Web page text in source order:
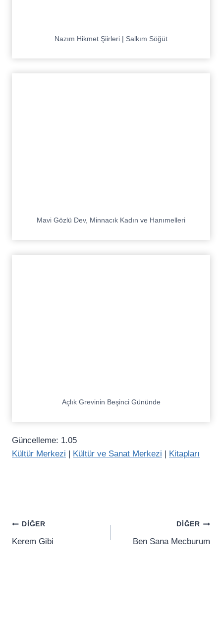
Nazım Hikmet Şiirleri | Salkım Söğüt
Mavi Gözlü Dev, Minnacık Kadın ve Hanımelleri
Açlık Grevinin Beşinci Gününde
Güncelleme: 1.05
Kültür Merkezi | Kültür ve Sanat Merkezi | Kitapları
Yazı
gezinmesi
DIĞER
Kerem Gibi
DIĞER
Ben Sana Mecburum